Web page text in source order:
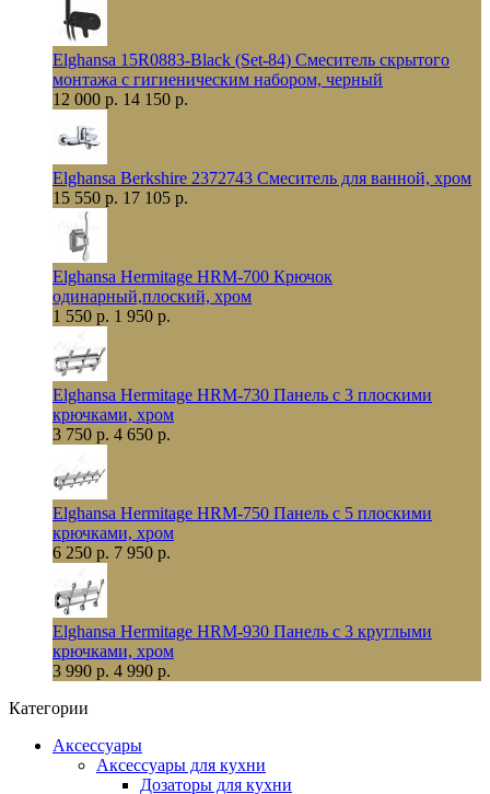
Elghansa 15R0883-Black (Set-84) Смеситель скрытого
монтажа с гигиеническим набором, черный
12 000 р. 14 150 р.
Elghansa Berkshire 2372743 Смеситель для ванной, хром
15 550 р. 17 105 р.
Elghansa Hermitage HRM-700 Крючок
одинарный,плоский, хром
1 550 р. 1 950 р.
Elghansa Hermitage HRM-730 Панель с 3 плоскими
крючками, хром
3 750 р. 4 650 р.
Elghansa Hermitage HRM-750 Панель с 5 плоскими
крючками, хром
6 250 р. 7 950 р.
Elghansa Hermitage HRM-930 Панель с 3 круглыми
крючками, хром
3 990 р. 4 990 р.
Категории
Аксессуары
Аксессуары для кухни
Дозаторы для кухни